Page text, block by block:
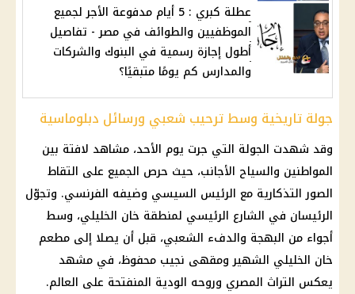
عطلة كبري : 5 أيام مدفوعة الأجر لجميع
الموظفيين والطوائف في مصر - تفاصيل
أطول إجازة رسمية في البنوك والشركات
والمدارس كم يومًا متبقيًا؟
جولة تاريخية وسط ترحيب شعبي ورسائل دبلوماسية
وقد شهدت الجولة التي جرت يوم الأحد، مشاهد لافتة بين
المواطنين والسياح الأجانب، حيث حرص الجميع على التقاط
الصور التذكارية مع الرئيس السيسي وضيفه الفرنسي. وتجوّل
الرئيسان في الشارع الرئيسي لمنطقة خان الخليلي، وسط
أجواء من البهجة والدفء الشعبي، قبل أن يصلا إلى مطعم
خان الخليلي الشهير ومقهى نجيب محفوظ، في مشهد
يعكس التراث المصري وروحه الودية المنفتحة على العالم.